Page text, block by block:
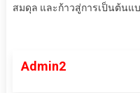
สมดุล และก้าวสู่การเป็นต้น
Admin2